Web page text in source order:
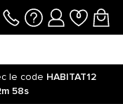
le code HABITAT12
58s